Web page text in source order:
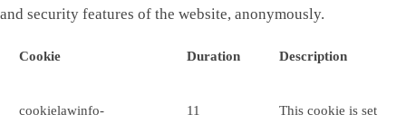
and security features of the website, anonymously.
Cookie Duration Description
cookielawinfo-
11
This cookie is set